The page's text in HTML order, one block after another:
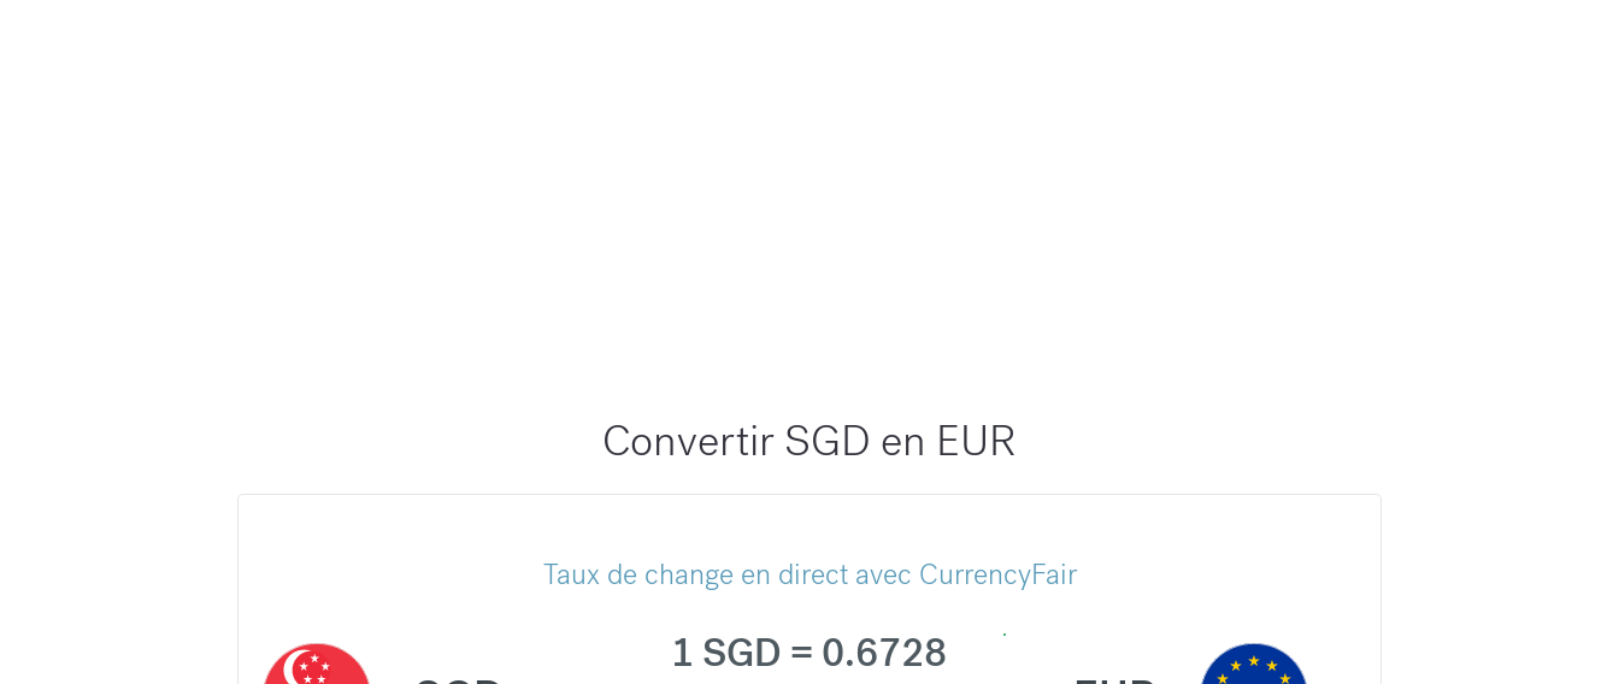
Convertir SGD en EUR
Taux de change en direct avec CurrencyFair
1 SGD = 0.6728